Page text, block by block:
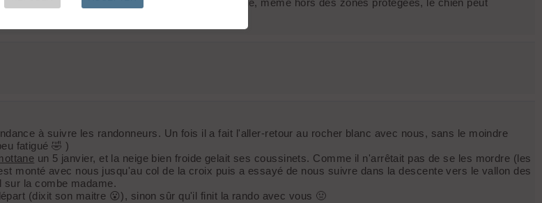
valable l'hiver ; de plus, l'hiver, n'oublie pas que, même hors des zones protégées, le chien peut
de brûler des calories pour rien... 🙁 😉
à suivre les randonneurs. Un fois il a fait l'aller-retour au rocher blanc avec nous, sans le moindre
fatigué 🤣 )
un 5 janvier, et la neige bien froide gelait ses coussinets. Comme il n'arrêtait pas de se les mordre (les
monté avec nous jusqu'au col de la croix puis a essayé de nous suivre dans la descente vers le vallon des
sur la combe madame.
(dixit son maitre 😮), sinon sûr qu'il finit la rando avec vous 🤢